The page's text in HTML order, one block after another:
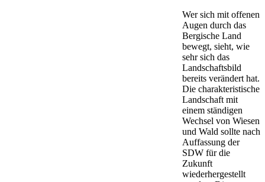
Wer sich mit offenen
Augen durch das
Bergische Land
bewegt, sieht, wie
sehr sich das
Landschaftsbild
bereits verändert hat.
Die charakteristische
Landschaft mit
einem ständigen
Wechsel von Wiesen
und Wald sollte nach
Auffassung der
SDW für die
Zukunft
wiederhergestellt